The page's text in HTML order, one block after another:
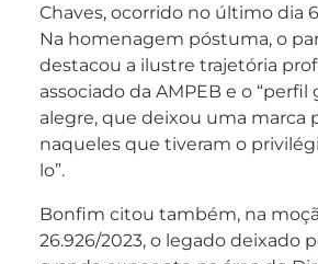
Chaves, ocorrido no último dia
Na homenagem póstuma, o
destacou a ilustre trajetória
associado da AMPEB e o “perfil
alegre, que deixou uma marca
naqueles que tiveram o
lo”.
Bonfim citou também, na
26.926/2023, o legado deixado